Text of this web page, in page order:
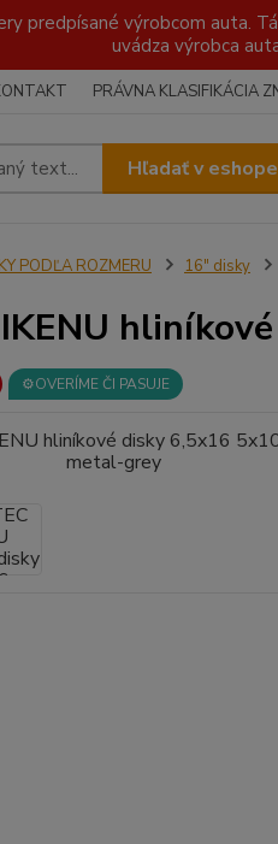
predpísané výrobcom auta.
uvádza výrobca
PRÁVNA KLASIFIKÁCIA
Hľadať v eshope
PODĽA ROZMERU 16" disky
⚙️OVERÍME ČI PASUJE